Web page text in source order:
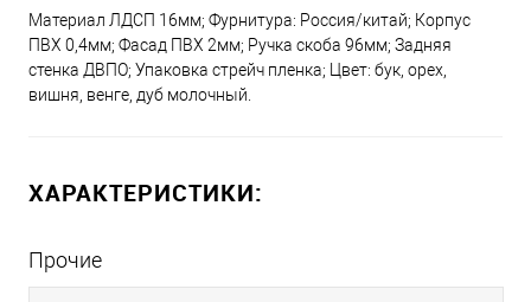
Материал ЛДСП 16мм; Фурнитура: Россия/китай; Корпус
ПВХ 0,4мм; Фасад ПВХ 2мм; Ручка скоба 96мм; Задняя
стенка ДВПО; Упаковка стрейч пленка; Цвет: бук, орех,
вишня, венге, дуб молочный.
ХАРАКТЕРИСТИКИ:
Прочие